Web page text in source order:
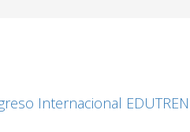
Internacional